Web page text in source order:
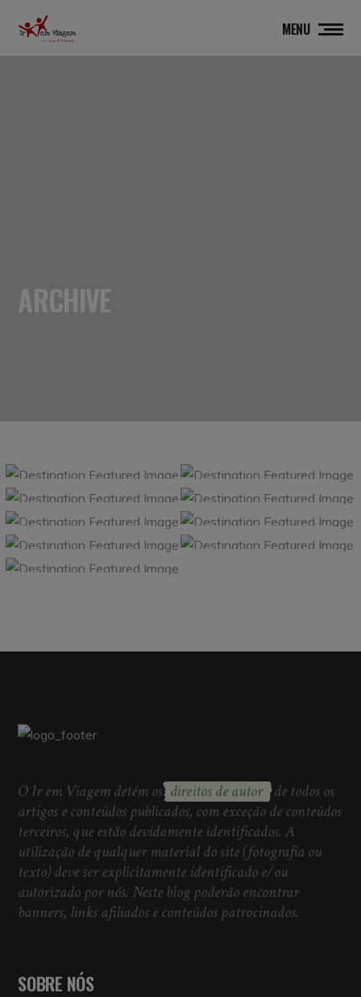
MENU
ARCHIVE
BUDAPEST INDIA
COLORADO ICELAND
CHINA SPAIN
SPAIN
O Ir em Viagem detém os direitos de autor de todos os
artigos e conteúdos publicados, com exceção de conteúdos
terceiros, que estão devidamente identificados. A
utilização de qualquer material do site (fotografia ou
texto) deve ser explicitamente identificado e/ou
autorizado por nós. Neste blog poderão encontrar
banners, links afiliados e conteúdos patrocinados.
SOBRE NÓS